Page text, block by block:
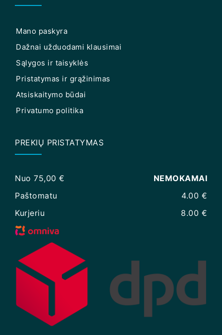
Mano paskyra
Dažnai užduodami klausimai
Sąlygos ir taisyklės
Pristatymas ir grąžinimas
Atsiskaitymo būdai
Privatumo politika
PREKIŲ PRISTATYMAS
Nuo 75,00 €
NEMOKAMAI
Paštomatu
4.00 €
Kurjeriu
8.00 €